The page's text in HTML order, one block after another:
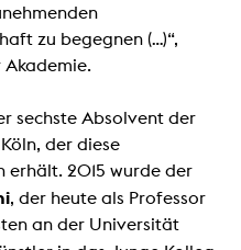
zu begegnen (…)“,
sechste Absolvent der
der diese
erhält. 2015 wurde der
, der heute als Professor
an der Universität